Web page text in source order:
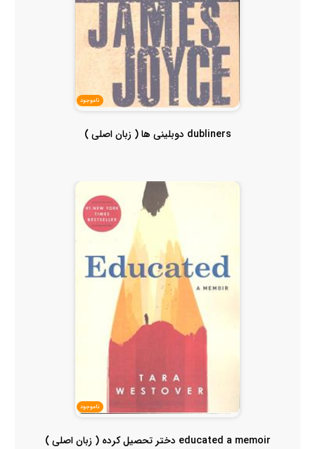
ناموجود
dubliners دوبلینی ها ( زبان اصلی )
ناموجود
educated a memoir دختر تحصیل کرده ( زبان اصلی )